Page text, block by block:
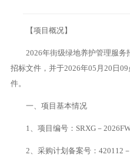
【项目概况】
2026年街级绿地养护管理服务
招标文件，并于2026年05月20日
件。
一、项目基本情况
1、项目编号：SRXG－
2、采购计划备案号：420112